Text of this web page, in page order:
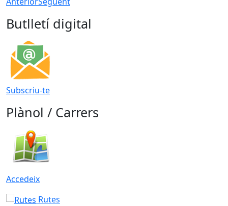
Butlletí digital
Subscriu-te
Plànol / Carrers
Accedeix
Rutes